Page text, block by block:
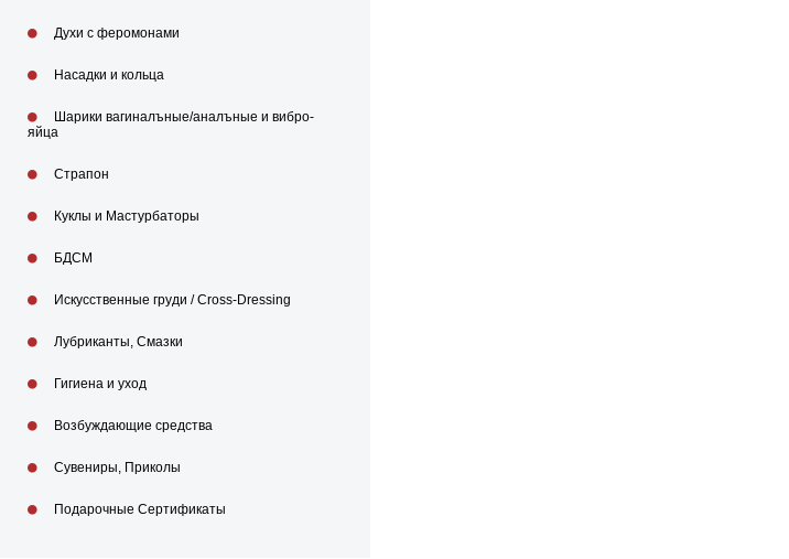
Духи с феромонами
Насадки и кольца
Шарики вагиналъные/аналъные и вибро-
яйца
Страпон
Куклы и Мастурбаторы
БДСМ
Искусственные груди / Cross-Dressing
Лубриканты, Смазки
Гигиена и уход
Возбуждающие средства
Сувениры, Приколы
Подарочные Сертификаты